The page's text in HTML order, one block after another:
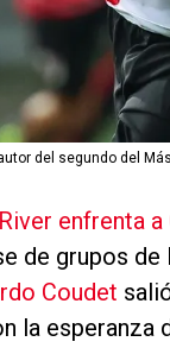
del segundo del
River enfrenta
de grupos de
Coudet
la esperanza